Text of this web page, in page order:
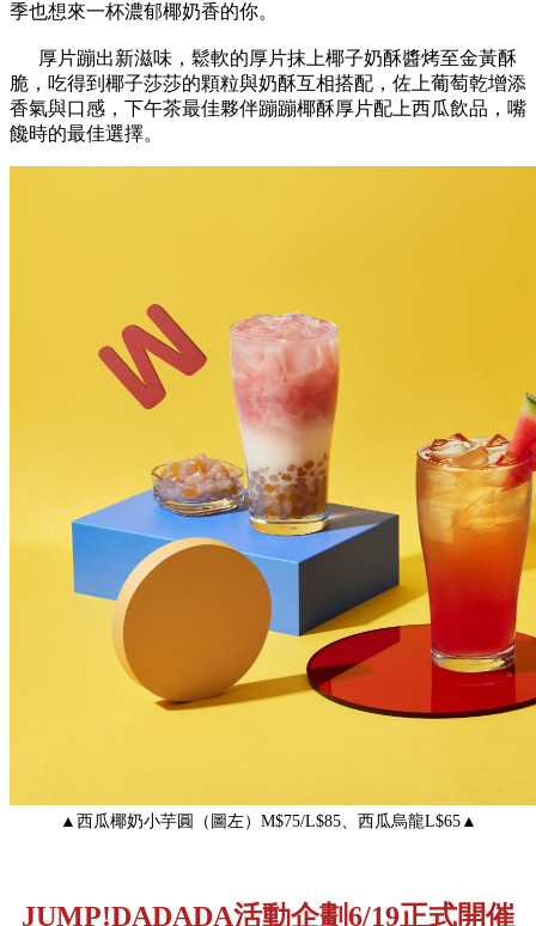
季也想來一杯濃郁椰奶香的你。
厚片蹦出新滋味，鬆軟的厚片抹上椰子奶酥醬烤至金黃酥
脆，吃得到椰子莎莎的顆粒與奶酥互相搭配，佐上葡萄乾增添
香氣與口感，下午茶最佳夥伴蹦蹦椰酥厚片配上西瓜飲品，嘴
饞時的最佳選擇。
▲西瓜椰奶小芋圓（圖左）M$75/L$85、西瓜烏龍L$65▲
JUMP!DADADA活動企劃6/19正式開催